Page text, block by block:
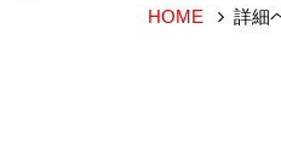
HOME 詳細